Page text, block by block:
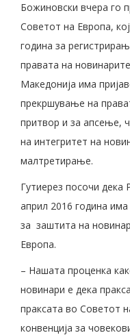
Божиновски вчера го
Советот на Европа,
година за
правата на
Македонија има
прекршување на
притвор и за апсење,
на интегритет на
малтретирање.
Гутиерез посочи дека
април 2016 година
за заштита на
Европа.
– Нашата проценка
новинари е дека
праксата во Советот
конвенција за